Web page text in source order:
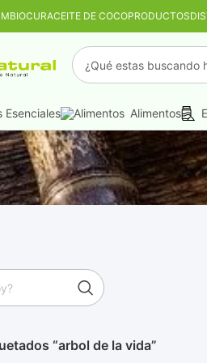
BIOCURACEITE DE COCOPRODUCTOS
Esenciales Alimentos
“arbol de la vida”
PROMO